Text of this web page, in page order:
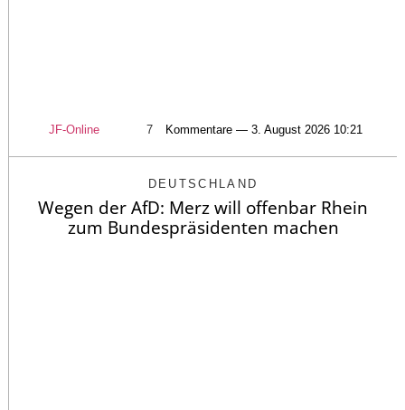
JF-Online 7 Kommentare — 3. August 2026 10:21
DEUTSCHLAND
Wegen der AfD: Merz will offenbar Rhein
zum Bundespräsidenten machen